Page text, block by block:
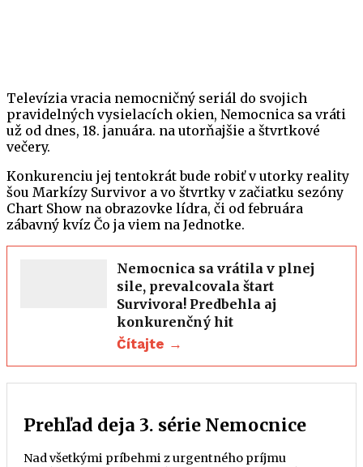
Televízia vracia nemocničný seriál do svojich
pravidelných vysielacích okien, Nemocnica sa vráti
už od dnes, 18. januára. na utorňajšie a štvrtkové
večery.
Konkurenciu jej tentokrát bude robiť v utorky reality
šou Markízy Survivor a vo štvrtky v začiatku sezóny
Chart Show na obrazovke lídra, či od februára
zábavný kvíz Čo ja viem na Jednotke.
Nemocnica sa vrátila v plnej
sile, prevalcovala štart
Survivora! Predbehla aj
konkurenčný hit
Čítajte →
Prehľad deja 3. série Nemocnice
Nad všetkými príbehmi z urgentného príjmu